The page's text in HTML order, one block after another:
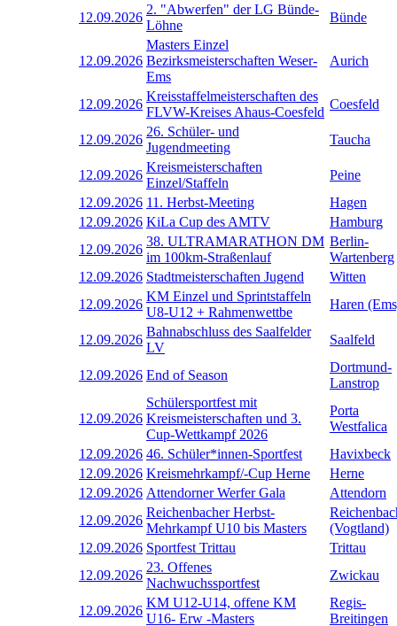
12.09.2026
2. "Abwerfen" der LG Bünde-
Löhne
Bünde
12.09.2026
Masters Einzel
Bezirksmeisterschaften Weser-
Ems
Aurich
12.09.2026
Kreisstaffelmeisterschaften des
FLVW-Kreises Ahaus-Coesfeld
Coesfeld
12.09.2026
26. Schüler- und
Jugendmeeting
Taucha
12.09.2026
Kreismeisterschaften
Einzel/Staffeln
Peine
12.09.2026 11. Herbst-Meeting
Hagen
12.09.2026 KiLa Cup des AMTV
Hamburg
12.09.2026
38. ULTRAMARATHON DM
im 100km-Straßenlauf
Berlin-
Wartenberg
12.09.2026 Stadtmeisterschaften Jugend
Witten
12.09.2026
KM Einzel und Sprintstaffeln
U8-U12 + Rahmenwettbe
Haren
12.09.2026
Bahnabschluss des Saalfelder
LV
Saalfeld
12.09.2026 End of Season
Dortmund-
Lanstrop
12.09.2026
Schülersportfest mit
Kreismeisterschaften und 3.
Cup-Wettkampf 2026
Porta
Westfalica
12.09.2026 46. Schüler*innen-Sportfest
Havixbeck
12.09.2026 Kreismehrkampf/-Cup Herne
Herne
12.09.2026 Attendorner Werfer Gala
Attendorn
12.09.2026
Reichenbacher Herbst-
Mehrkampf U10 bis Masters
(Vogtland)
12.09.2026 Sportfest Trittau
Trittau
12.09.2026
23. Offenes
Nachwuchssportfest
Zwickau
12.09.2026
KM U12-U14, offene KM
U16- Erw -Masters
Regis-
Breitingen